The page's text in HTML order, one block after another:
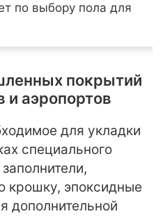
по выбору пола для
покрытий
и аэропортов
для укладки
специального
крошку, эпоксидные
дополнительной